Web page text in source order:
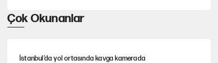
Çok Okunanlar
İstanbul’da yol ortasında kavga kamerada